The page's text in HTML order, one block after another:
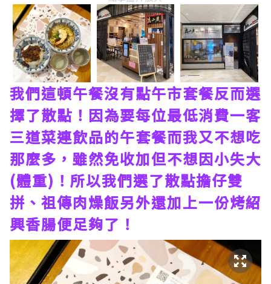
我們這頓午餐沒有點午市套餐反而選
擇了散點！因為要每位最低消費一客
三道菜連飲品的午套餐而我又不想吃
那麼多，雖然免收加但不想因小失大
(體重)！所以我們選了散點擔仔雙
拼、祖傳肉燥飯另外還加上一份烤紹
興香腸便足夠了！